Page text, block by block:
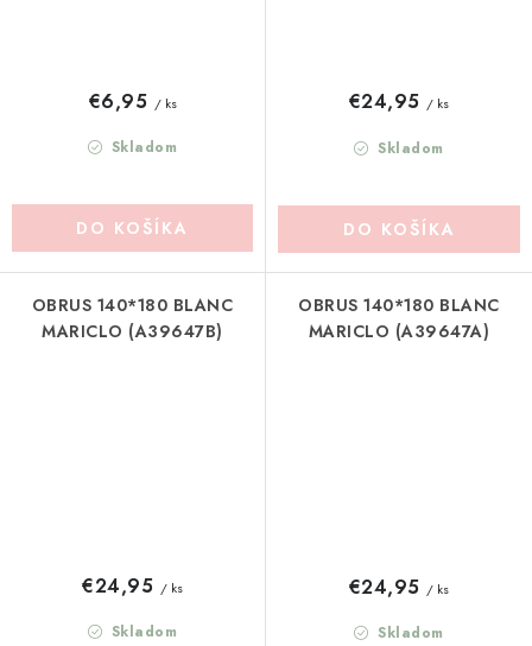
Skladom
€6,95 / ks
DO KOŠÍKA
Skladom
€24,95 / ks
DO KOŠÍKA
OBRUS 140*180 BLANC
MARICLO (A39647B)
Skladom
€24,95 / ks
OBRUS 140*180 BLANC
MARICLO (A39647A)
Skladom
€24,95 / ks